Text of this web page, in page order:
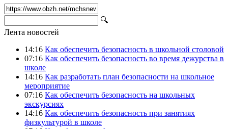
🔍
Лента новостей
14:16 Как обеспечить безопасность в школьной столовой
07:16 Как обеспечить безопасность во время дежурства в
школе
14:16 Как разработать план безопасности на школьное
мероприятие
07:16 Как обеспечить безопасность на школьных
экскурсиях
14:16 Как обеспечить безопасность при занятиях
физкультурой в школе